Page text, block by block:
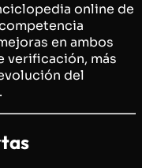
online de
en ambos
verificación, más
del